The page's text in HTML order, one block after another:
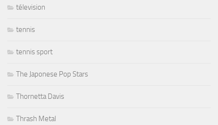
télevision
tennis
tennis sport
The Japonese Pop Stars
Thornetta Davis
Thrash Metal